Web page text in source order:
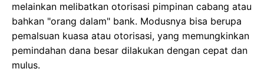
melainkan melibatkan otorisasi pimpinan cabang atau
bahkan "orang dalam" bank. Modusnya bisa berupa
pemalsuan kuasa atau otorisasi, yang memungkinkan
pemindahan dana besar dilakukan dengan cepat dan
mulus.